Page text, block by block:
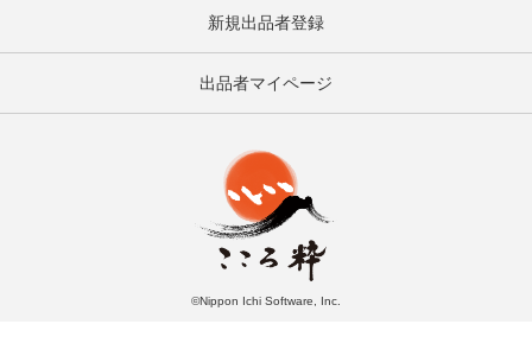
新規出品者登録
出品者マイページ
©Nippon Ichi Software, Inc.